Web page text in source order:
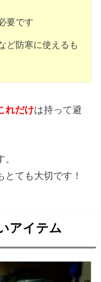
要です
ど防寒に使えるも
れだけは持って避
とても大切です！
アイテム